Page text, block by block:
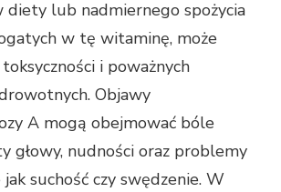
lub nadmiernego spożycia
w tę witaminę, może
i poważnych
Objawy
A mogą obejmować bóle
głowy, nudności oraz problemy
suchość czy swędzenie. W